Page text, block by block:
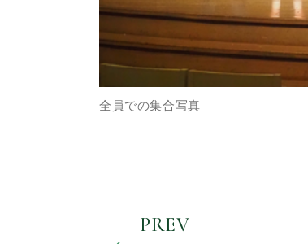
全員での集合写真
PREV